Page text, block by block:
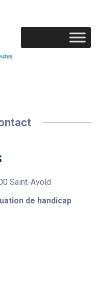
Saint-Avold
de handicap